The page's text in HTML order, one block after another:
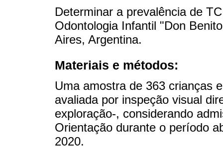
Determinar a prevalência de
Odontologia Infantil "Don
Aires, Argentina.
Materiais e métodos:
Uma amostra de 363 crianças
avaliada por inspeção visual
exploração-, considerando
Orientação durante o período
2020.